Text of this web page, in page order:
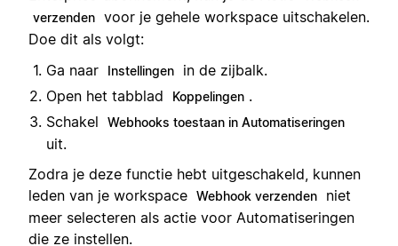
verzenden voor je gehele workspace uitschakelen.
Doe dit als volgt:
Ga naar
Instellingen
in de zijbalk.
Open het tabblad
Koppelingen .
Schakel
Webhooks toestaan in Automatiseringen
uit.
Zodra je deze functie hebt uitgeschakeld, kunnen
leden van je workspace Webhook verzenden
niet
meer selecteren als actie voor Automatiseringen
die ze instellen.